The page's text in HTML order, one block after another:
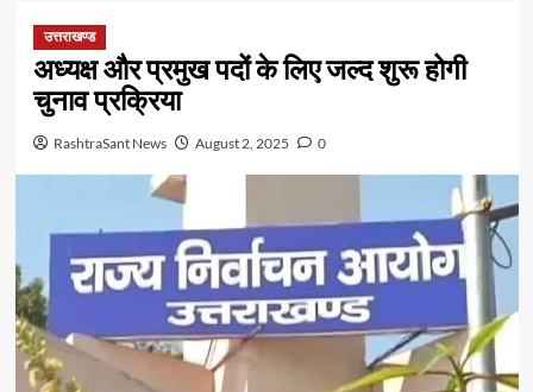
उत्तराखण्ड
अध्यक्ष और प्रमुख पदों के लिए जल्द शुरू होगी
चुनाव प्रक्रिया
RashtraSant News August 2, 2025 0